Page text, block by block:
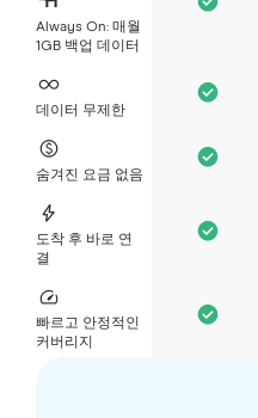
Always On: 매월
1GB 백업 데이터
데이터 무제한
숨겨진 요금 없음
도착 후 바로 연
결
빠르고 안정적인
커버리지